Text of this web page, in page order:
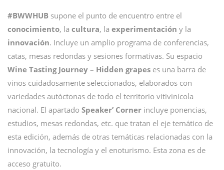
#BWWHUB supone el punto de encuentro entre el
conocimiento, la cultura, la experimentación y la
innovación. Incluye un amplio programa de conferencias,
catas, mesas redondas y sesiones formativas. Su espacio
Wine Tasting Journey – Hidden grapes es una barra de
vinos cuidadosamente seleccionados, elaborados con
variedades autóctonas de todo el territorio vitivinícola
nacional. El apartado Speaker’ Corner incluye ponencias,
estudios, mesas redondas, etc. que tratan el eje temático de
esta edición, además de otras temáticas relacionadas con la
innovación, la tecnología y el enoturismo. Esta zona es de
acceso gratuito.